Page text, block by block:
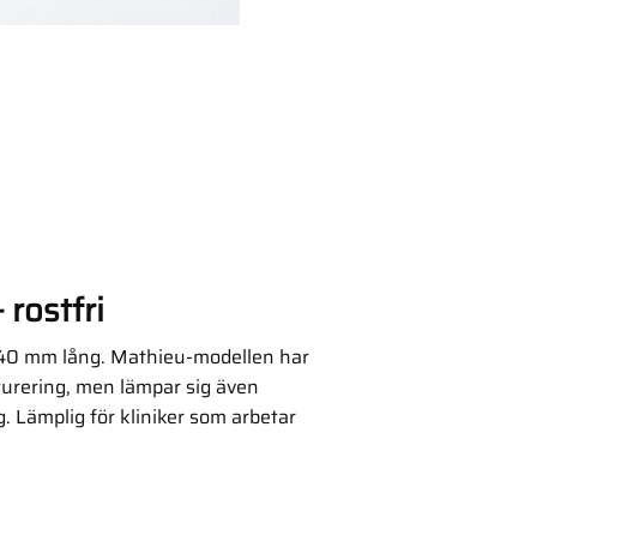
rostfri
mm lång. Mathieu-modellen har
men lämpar sig även
Lämplig för kliniker som arbetar